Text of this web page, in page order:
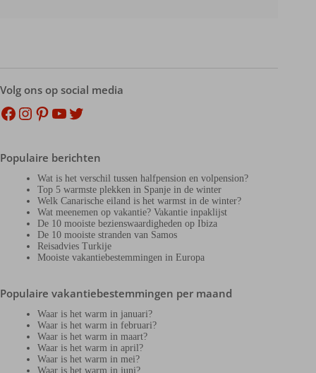
Volg ons op social media
Facebook
Instagram
Pinterest
YouTube
Twitter
Populaire berichten
Wat is het verschil tussen halfpension en volpension?
Top 5 warmste plekken in Spanje in de winter
Welk Canarische eiland is het warmst in de winter?
Wat meenemen op vakantie? Vakantie inpaklijst
De 10 mooiste bezienswaardigheden op Ibiza
De 10 mooiste stranden van Samos
Reisadvies Turkije
Mooiste vakantiebestemmingen in Europa
Populaire vakantiebestemmingen per maand
Waar is het warm in januari?
Waar is het warm in februari?
Waar is het warm in maart?
Waar is het warm in april?
Waar is het warm in mei?
Waar is het warm in juni?